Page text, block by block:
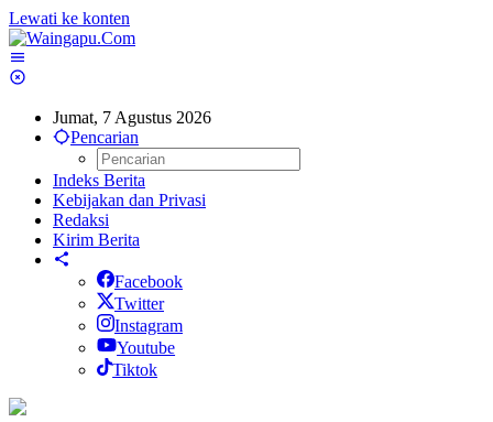
Lewati ke konten
Jumat, 7 Agustus 2026
Pencarian
Indeks Berita
Kebijakan dan Privasi
Redaksi
Kirim Berita
Facebook
Twitter
Instagram
Youtube
Tiktok